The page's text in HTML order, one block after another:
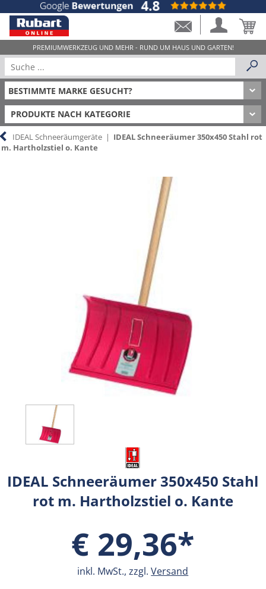
PRODUKTE NACH KATEGORIE
IDEAL Schneeräumgeräte | IDEAL Schneeräumer 350x450 Stahl rot
m. Hartholzstiel o. Kante
IDEAL Schneeräumer 350x450 Stahl
rot m. Hartholzstiel o. Kante
€ 29,36*
inkl. MwSt., zzgl.Versand